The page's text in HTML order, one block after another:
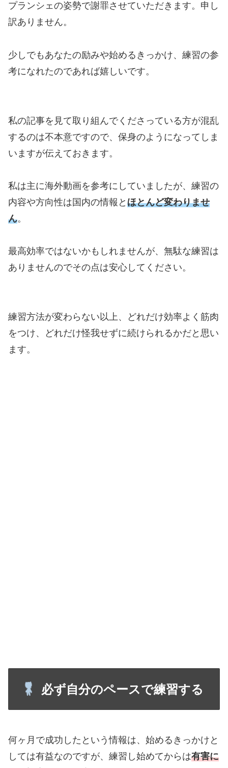
プランシェの姿勢で謝罪させていただきます。申し
訳ありません。
少しでもあなたの励みや始めるきっかけ、練習の参
考になれたのであれば嬉しいです。
私の記事を見て取り組んでくださっている方が混乱
するのは不本意ですので、保身のようになってしま
いますが伝えておきます。
私は主に海外動画を参考にしていましたが、練習の
内容や方向性は国内の情報と ほとんど変わりませ
ん。
最高効率ではないかもしれませんが、無駄な練習は
ありませんのでその点は安心してください。
練習方法が変わらない以上、どれだけ効率よく筋肉
をつけ、どれだけ怪我せずに続けられるかだと思い
ます。
必ず自分のペースで練習する
何ヶ月で成功したという情報は、始めるきっかけと
しては有益なのですが、練習し始めてからは有害に